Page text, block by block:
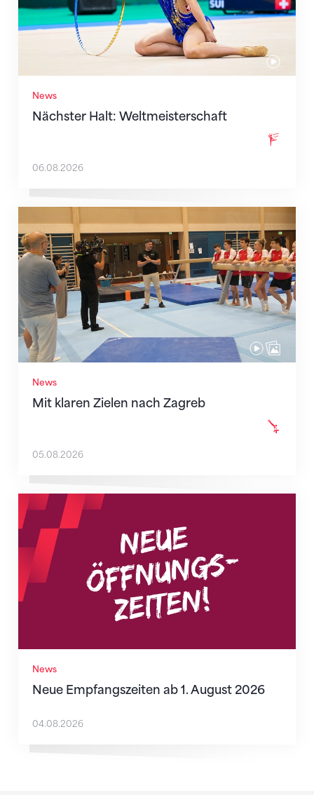
News
Nächster Halt: Weltmeisterschaft
06.08.2026
News
Mit klaren Zielen nach Zagreb
Mit klaren Zielen nach Zagreb
05.08.2026
News
Neue Empfangszeiten ab 1. August 2026
Neue Empfangszeiten ab 1. August 2026
04.08.2026